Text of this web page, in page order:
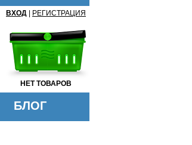
ВХОД РЕГИСТРАЦИЯ
НЕТ ТОВАРОВ
БЛОГ